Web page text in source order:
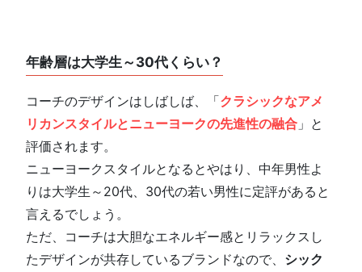
年齢層は大学生～30代くらい？
コーチのデザインはしばしば、「クラシックなアメ
リカンスタイルとニューヨークの先進性の融合 」と
評価されます。
ニューヨークスタイルとなるとやはり、中年男性よ
りは大学生～20代、30代の若い男性に定評があると
言えるでしょう。
ただ、コーチは大胆なエネルギー感とリラックスし
たデザインが共存しているブランドなので、 シック